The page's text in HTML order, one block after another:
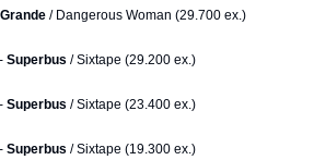
/ Dangerous Woman (29.700 ex.)
Superbus / Sixtape (29.200 ex.)
Superbus / Sixtape (23.400 ex.)
Superbus / Sixtape (19.300 ex.)